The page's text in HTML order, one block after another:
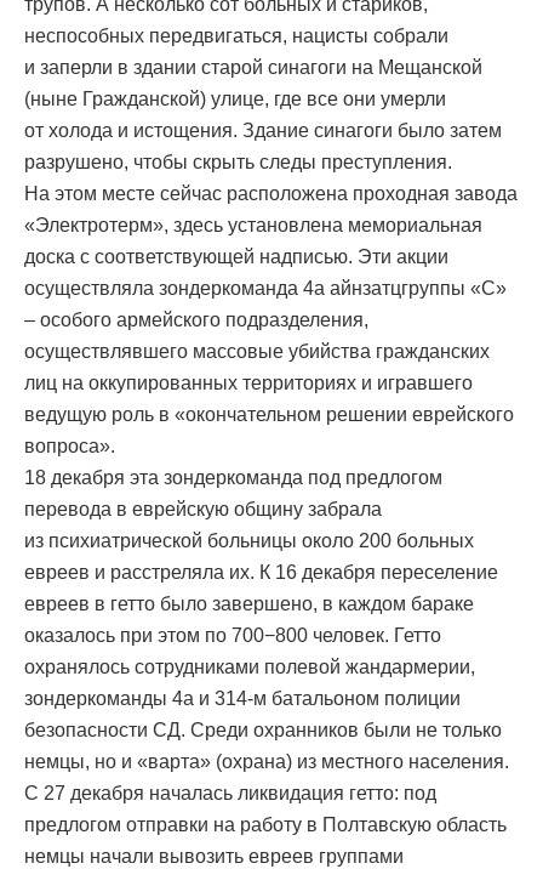
трупов. А несколько сот больных и стариков,
неспособных передвигаться, нацисты собрали
и заперли в здании старой синагоги на Мещанской
(ныне Гражданской) улице, где все они умерли
от холода и истощения. Здание синагоги было затем
разрушено, чтобы скрыть следы преступления.
На этом месте сейчас расположена проходная завода
«Электротерм», здесь установлена мемориальная
доска с соответствующей надписью. Эти акции
осуществляла зондеркоманда 4а айнзатцгруппы «С»
– особого армейского подразделения,
осуществлявшего массовые убийства гражданских
лиц на оккупированных территориях и игравшего
ведущую роль в «окончательном решении еврейского
вопроса».
18 декабря эта зондеркоманда под предлогом
перевода в еврейскую общину забрала
из психиатрической больницы около 200 больных
евреев и расстреляла их. К 16 декабря переселение
евреев в гетто было завершено, в каждом бараке
оказалось при этом по 700−800 человек. Гетто
охранялось сотрудниками полевой жандармерии,
зондеркоманды 4а и 314-м батальоном полиции
безопасности СД. Среди охранников были не только
немцы, но и «варта» (охрана) из местного населения.
С 27 декабря началась ликвидация гетто: под
предлогом отправки на работу в Полтавскую область
немцы начали вывозить евреев группами